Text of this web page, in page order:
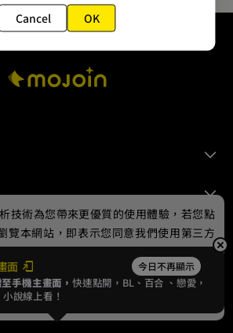
Digital Entertainment Co., Ltd.
面 今日不再顯示
手機主畫面，快速點開，BL、 百合 、戀愛，
說線上看！
技術為您帶來更優質的使用體驗，若您點
覽本網站，即表示您同意我們使用第三方
訊請見隱私權政策。
我同意
Cancel OK